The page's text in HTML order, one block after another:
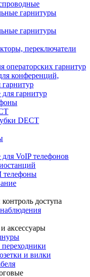
гарнитуры
гарнитуры
переключатели
гарнитур
конференций,
гарнитур
гарнитур
DECT
VoIP телефонов
телефоны
доступа
аксессуары
и вилки